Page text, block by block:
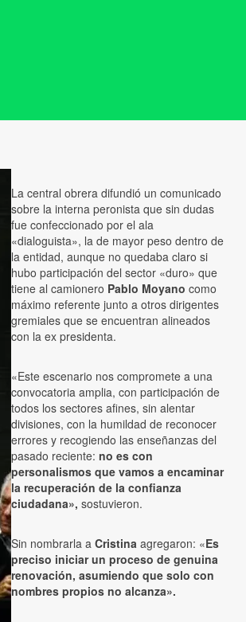
La central obrera difundió un comunicado
sobre la interna peronista que sin dudas
fue confeccionado por el ala
«dialoguista», la de mayor peso dentro de
la entidad, aunque no quedaba claro si
hubo participación del sector «duro» que
tiene al camionero Pablo Moyano como
máximo referente junto a otros dirigentes
gremiales que se encuentran alineados
con la ex presidenta.
«Este escenario nos compromete a una
convocatoria amplia, con participación de
todos los sectores afines, sin alentar
divisiones, con la humildad de reconocer
errores y recogiendo las enseñanzas del
pasado reciente: no es con
personalismos que vamos a encaminar
la recuperación de la confianza
ciudadana», sostuvieron.
Sin nombrarla a Cristina agregaron: «Es
preciso iniciar un proceso de genuina
renovación, asumiendo que solo con
nombres propios no alcanza».